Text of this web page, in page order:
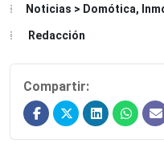
Noticias > Domótica,
Redacción
Compartir: